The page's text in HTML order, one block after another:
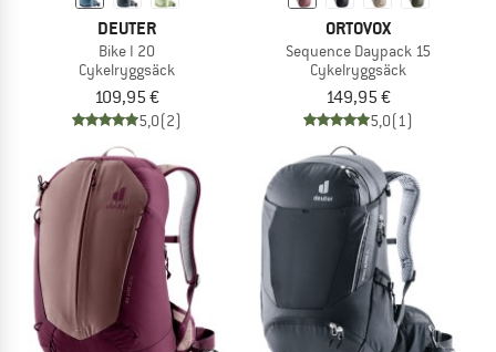
DEUTER
Bike I 20
Cykelryggsäck
109,95 €
5,0(2)
ORTOVOX
Sequence Daypack 15
Cykelryggsäck
149,95 €
5,0(1)